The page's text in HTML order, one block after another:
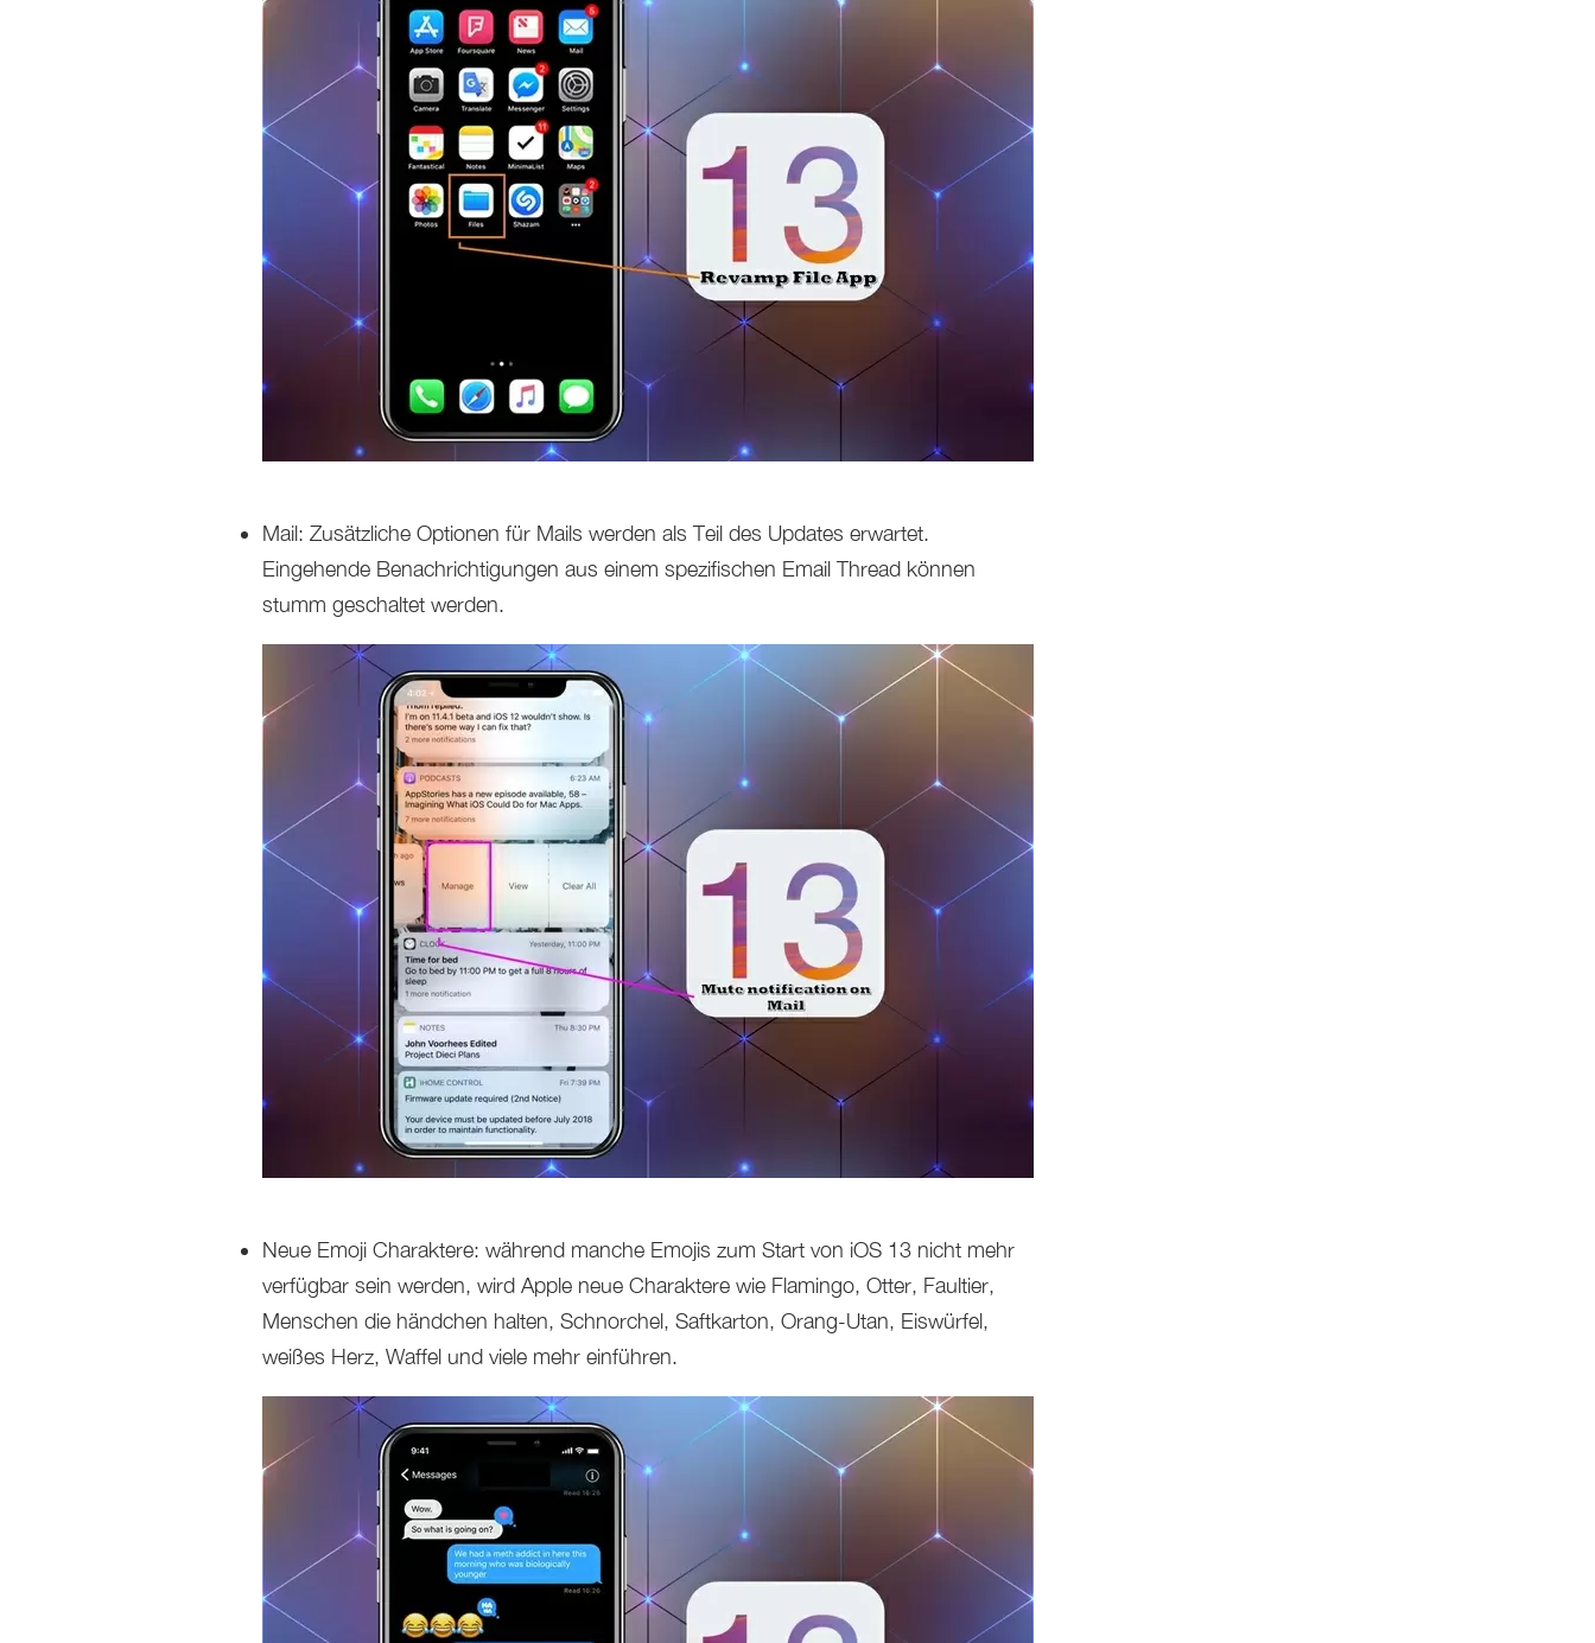
Mail: Zusätzliche Optionen für Mails werden als Teil des Updates erwartet.
Eingehende Benachrichtigungen aus einem spezifischen Email Thread können
stumm geschaltet werden.
Neue Emoji Charaktere: während manche Emojis zum Start von iOS 13 nicht mehr
verfügbar sein werden, wird Apple neue Charaktere wie Flamingo, Otter, Faultier,
Menschen die händchen halten, Schnorchel, Saftkarton, Orang-Utan, Eiswürfel,
weißes Herz, Waffel und viele mehr einführen.